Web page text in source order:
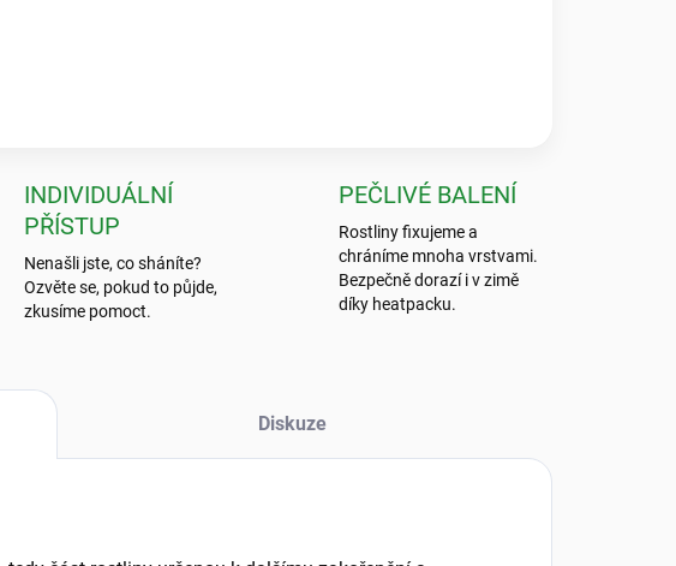
INDIVIDUÁLNÍ
PŘÍSTUP
Nenašli jste, co sháníte?
Ozvěte se, pokud to půjde,
zkusíme pomoct.
PEČLIVÉ BALENÍ
Rostliny fixujeme a
chráníme mnoha vrstvami.
Bezpečně dorazí i v zimě
díky heatpacku.
Diskuze